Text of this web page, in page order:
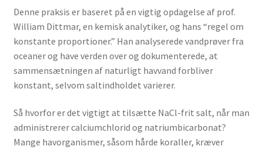
Denne praksis er baseret på en vigtig opdagelse af prof.
William Dittmar, en kemisk analytiker, og hans “regel om
konstante proportioner.” Han analyserede vandprøver fra
oceaner og have verden over og dokumenterede, at
sammensætningen af ​​naturligt havvand forbliver
konstant, selvom saltindholdet varierer.
Så hvorfor er det vigtigt at tilsætte NaCl-frit salt, når man
administrerer calciumchlorid og natriumbicarbonat?
Mange havorganismer, såsom hårde koraller, kræver